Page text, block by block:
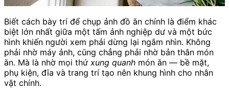
Biết cách bày trí để chụp ảnh đồ ăn chính là điểm khác
biệt lớn nhất giữa một tấm ảnh nghiệp dư và một bức
hình khiến người xem phải dừng lại ngắm nhìn. Không
phải nhờ máy ảnh, cũng chẳng phải nhờ bản thân món
ăn. Mà là nhờ mọi thứ xung quanh món ăn — bề mặt,
phụ kiện, đĩa và trang trí tạo nên khung hình cho nhân
vật chính.